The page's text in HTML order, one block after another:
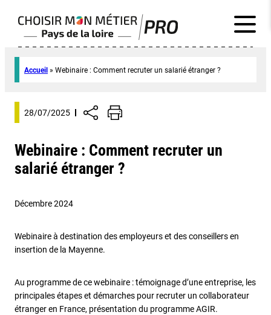
Accueil » Webinaire : Comment recruter un salarié étranger ?
28/07/2025
Webinaire : Comment recruter un
salarié étranger ?
Décembre 2024
Webinaire à destination des employeurs et des conseillers en
insertion de la Mayenne.
Au programme de ce webinaire : témoignage d’une entreprise, les
principales étapes et démarches pour recruter un collaborateur
étranger en France, présentation du programme AGIR.